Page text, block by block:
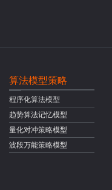
算法模型策略
程序化算法模型
趋势算法记忆模型
量化对冲策略模型
波段万能策略模型